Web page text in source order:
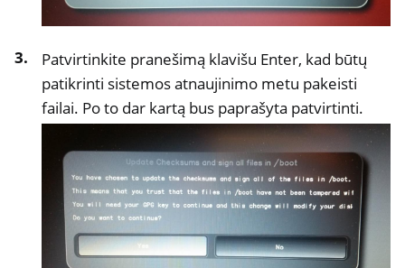
Patvirtinkite pranešimą klavišu Enter, kad būtų
patikrinti sistemos atnaujinimo metu pakeisti
failai. Po to dar kartą bus paprašyta patvirtinti.